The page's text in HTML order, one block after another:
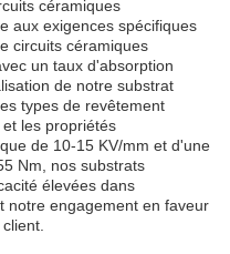
céramiques
aux exigences spécifiques
circuits céramiques
un taux d'absorption
de notre substrat
types de revêtement
les propriétés
de 10-15 KV/mm et d'une
Nm, nos substrats
élevées dans
notre engagement en faveur